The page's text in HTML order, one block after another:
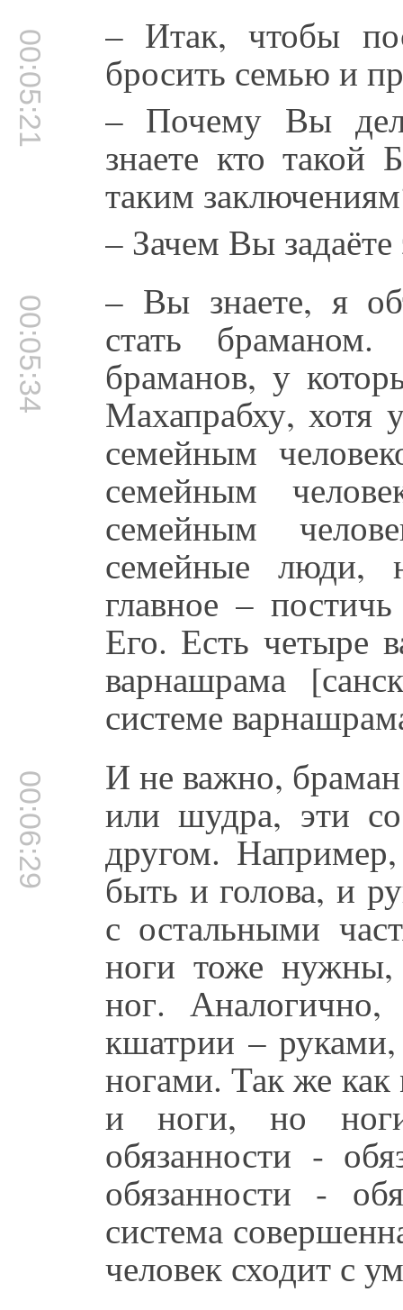
00:05:21 – Итак, чтобы
бросить семью и
– Почему Вы
знаете кто
таким
– Зачем Вы
00:05:34 – Вы знаете, я
стать
браманов, у
Махапрабху, хотя
семейным
семейным
семейным
семейные люди,
главное –
Его. Есть четыре
варнашрама
системе
00:06:29 И не важно,
или шудра, эти
другом.
быть и голова, и
с остальными
ноги тоже
ног. Аналогично,
кшатрии –
ногами. Так же
и ноги, но
обязанности -
обязанности -
система
человек сходит с